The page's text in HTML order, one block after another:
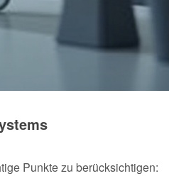
Punkte zu berücksichtigen: